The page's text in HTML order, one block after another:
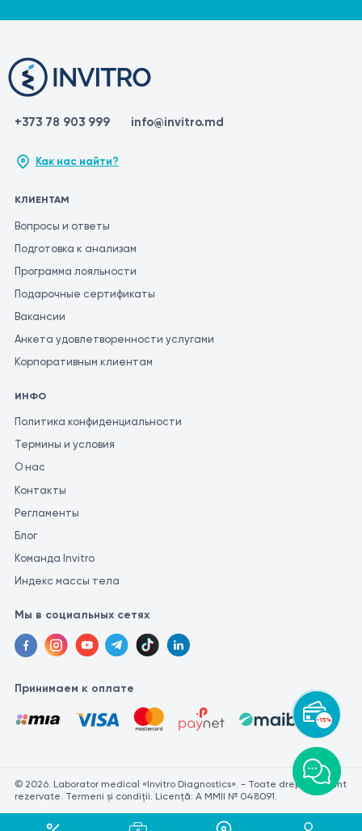
-15%
+373 78 903 999 info@invitro.md
Как нас найти?
КЛИЕНТАМ
Вопросы и ответы
Подготовка к анализам
Программа лояльности
Подарочные сертификаты
Вакансии
Анкета удовлетворенности услугами
Корпоративным клиентам
ИНФО
Политика конфиденциальности
Термины и условия
О нас
Контакты
Регламенты
Блог
Команда Invitro
Индекс массы тела
Мы в социальных сетях
Принимаем к оплате
© 2026. Laborator medical «Invitro Diagnostics». - Toate drepturile sunt
rezervate. Termeni și condiții. Licență: A MMII № 048091.